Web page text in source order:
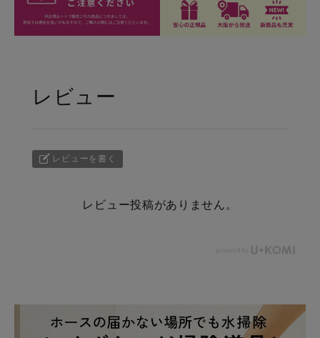
レビュー
レビューを書く
レビュー投稿がありません。